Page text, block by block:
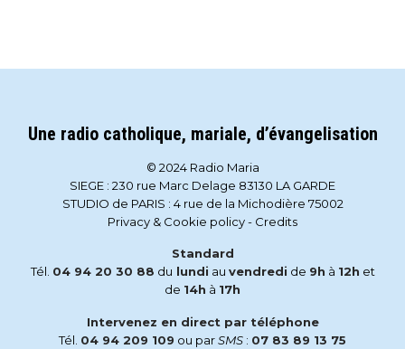
Une radio catholique, mariale, d’évangelisation
© 2024 Radio Maria
SIEGE : 230 rue Marc Delage 83130 LA GARDE
STUDIO de PARIS : 4 rue de la Michodière 75002
Privacy & Cookie policy- Credits
Standard
Tél. 04 94 20 30 88 du lundi au vendredi de 9h à 12h et
de 14h à 17h
Intervenez en direct par téléphone
Tél. 04 94 209 109 ou parSMS : 07 83 89 13 75